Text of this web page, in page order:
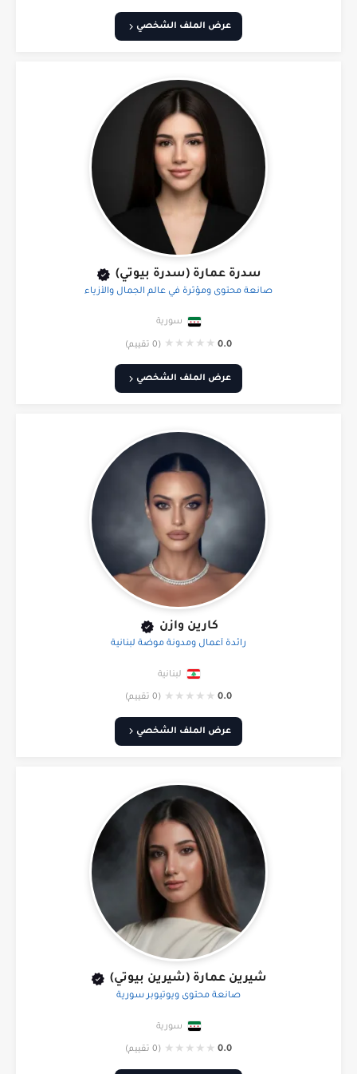
عرض الملف الشخصي
سدرة عمارة (سدرة بيوتي)
صانعة محتوى ومؤثرة في عالم الجمال والأزياء
سورية
0.0
★
★
★
★
★ (0 تقييم)
عرض الملف الشخصي
كارين وازن
رائدة أعمال ومدونة موضة لبنانية
لبنانية
0.0
★
★
★
★
★ (0 تقييم)
عرض الملف الشخصي
شيرين عمارة (شيرين بيوتي)
صانعة محتوى ويوتيوبر سورية
سورية
0.0
★
★
★
★
★ (0 تقييم)